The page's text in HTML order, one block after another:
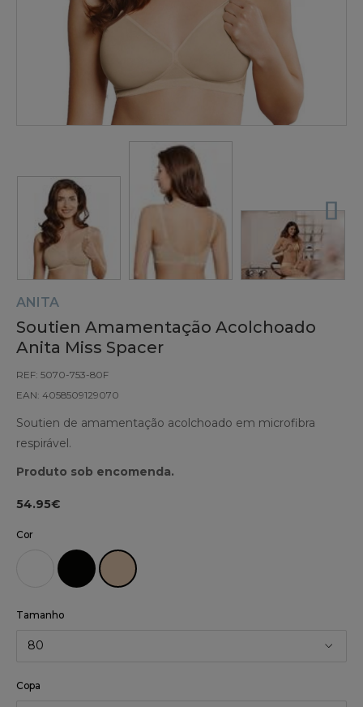
ANITA
Soutien Amamentação Acolchoado
Anita Miss Spacer
REF: 5070-753-80F
EAN: 4058509129070
Soutien de amamentação acolchoado em microfibra
respirável.
Produto sob encomenda.
54.95€
Cor
Tamanho
80
Copa